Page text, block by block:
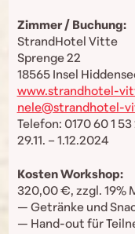
Zimmer / Buchung:
StrandHotel Vitte
Sprenge 22
18565 Insel
www.strandhotel-
nele@strandhotel-
Telefon: 0170 60 1 53
29.11. – 1.12.2024
Kosten Workshop:
320,00 €, zzgl. 19%
— Getränke und
— Hand-out für